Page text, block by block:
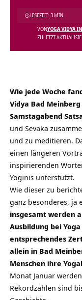
ZULETZT
VONYOGA VIDYA
LESEZEIT: 3 MIN
Wie jede Woche
Vidya Bad
Samstagabend
und Sevaka
und zu meditieren.
einen längeren
inspirierenden
Yoginis unterstützt.
Wie dieser zu
ganz besonderes, ja
insgesamt werden
Ausbildung bei
entsprechendes
allein in Bad
Menschen ihre
Monat Januar
Rekordzahlen sind